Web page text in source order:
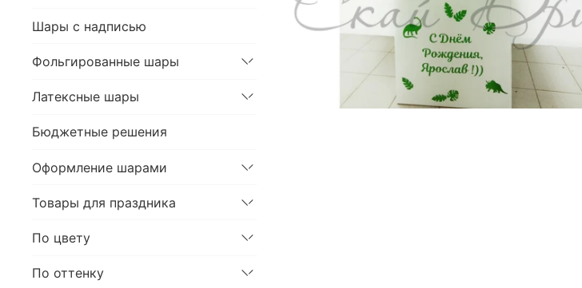
Шары с надписью
Фольгированные шары
Латексные шары
Бюджетные решения
Оформление шарами
Товары для праздника
По цвету
По оттенку